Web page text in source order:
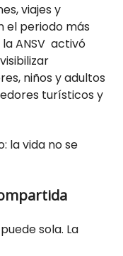
viajes y
el periodo más
ANSV activó
niños y adultos
turísticos y
la vida no se
sola. La